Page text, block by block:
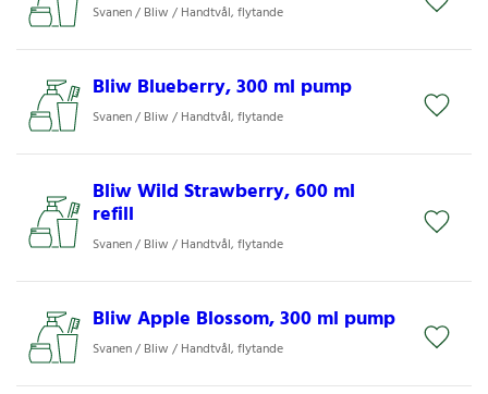
Svanen / Bliw / Handtvål, flytande
Bliw Blueberry, 300 ml pump
Svanen / Bliw / Handtvål, flytande
Bliw Wild Strawberry, 600 ml
refill
Svanen / Bliw / Handtvål, flytande
Bliw Apple Blossom, 300 ml pump
Svanen / Bliw / Handtvål, flytande